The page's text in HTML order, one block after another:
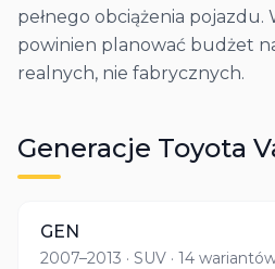
pełnego obciążenia
powinien planować budżet
realnych, nie fabrycznych.
Generacje Toyota
GEN
2007–2013 · SUV · 14